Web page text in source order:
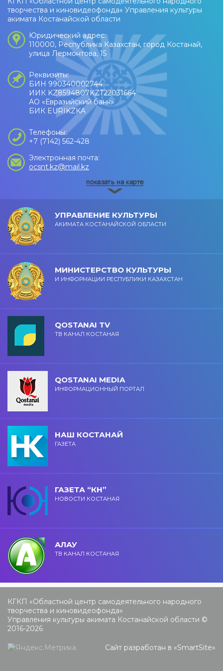
творчества и киновидеофонда» Управления культуры
акимата Костанайской области
Юридический адрес:
110000, Республика Казахстан, город Костанай,
улица Лермонтова, 15
Реквизиты:
БИН 990340002744
ИИК KZ8594807KZT22031664
АО «Евразийский банк»
БИК EURIKZKA
Телефоны:
+7 (7142) 562-428
Электронная почта:
ocsnt.kz@mail.kz
УПРАВЛЕНИЕ КУЛЬТУРЫ
АКИМАТА КОСТАНАЙСКОЙ ОБЛАСТИ
МИНИСТЕРСТВО КУЛЬТУРЫ
И ИНФОРМАЦИИ РЕСПУБЛИКИ КАЗАХСТАН
QOSTANAI TV
ТВ КАНАЛ КОСТАНАЯ
QOSTANAI MEDIA
ИНФОРМАЦИОННЫЙ ПОРТАЛ
НАШ КОСТАНАЙ
ГАЗЕТА
ГАЗЕТА “КН”
НОВОСТИ КОСТАНАЯ
АЛАУ
ТВ КАНАЛ КОСТАНАЯ
КГКП «Областной центр самодеятельного народного
творчества и киновидеофонда»
Управления культуры акимата Костанайской области ©
2016-2026
Сайт разработан в «SmartSite»